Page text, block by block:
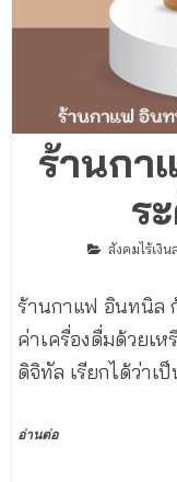
ร้านกา
ร
สังคมไร้เงิน
ร้านกาแฟ อินทนิล
ค่าเครื่องดื่มด้วยเ
ดิจิทัล เรียกได้ว่าเ
อ่านต่อ